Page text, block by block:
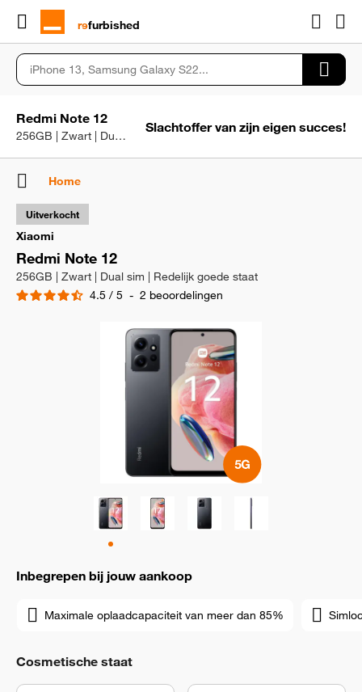
rɘfurbished
Redmi Note 12
256GB | Zwart | Dual sim | Redelijk goede staat
Slachtoffer van zijn eigen succes!
Home
Xiaomi
Redmi Note 12
256GB | Zwart | Dual sim | Redelijk goede staat
4.5 / 5 - 2 beoordelingen
Uitverkocht
Inbegrepen bij jouw aankoop
Maximale oplaadcapaciteit van meer dan 85%
Cosmetische staat